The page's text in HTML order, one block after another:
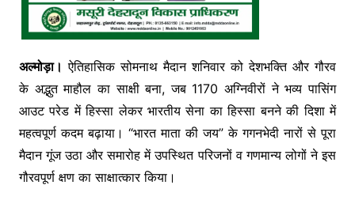
अल्मोड़ा। ऐतिहासिक सोमनाथ मैदान शनिवार को देशभक्ति और गौरव
के अद्भुत माहौल का साक्षी बना, जब 1170 अग्निवीरों ने भव्य पासिंग
आउट परेड में हिस्सा लेकर भारतीय सेना का हिस्सा बनने की दिशा में
महत्वपूर्ण कदम बढ़ाया। “भारत माता की जय” के गगनभेदी नारों से पूरा
मैदान गूंज उठा और समारोह में उपस्थित परिजनों व गणमान्य लोगों ने इस
गौरवपूर्ण क्षण का साक्षात्कार किया।